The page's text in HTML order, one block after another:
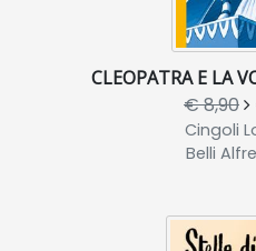
CLEOPATRA E LA
€ 8,90
Cingoli
Belli